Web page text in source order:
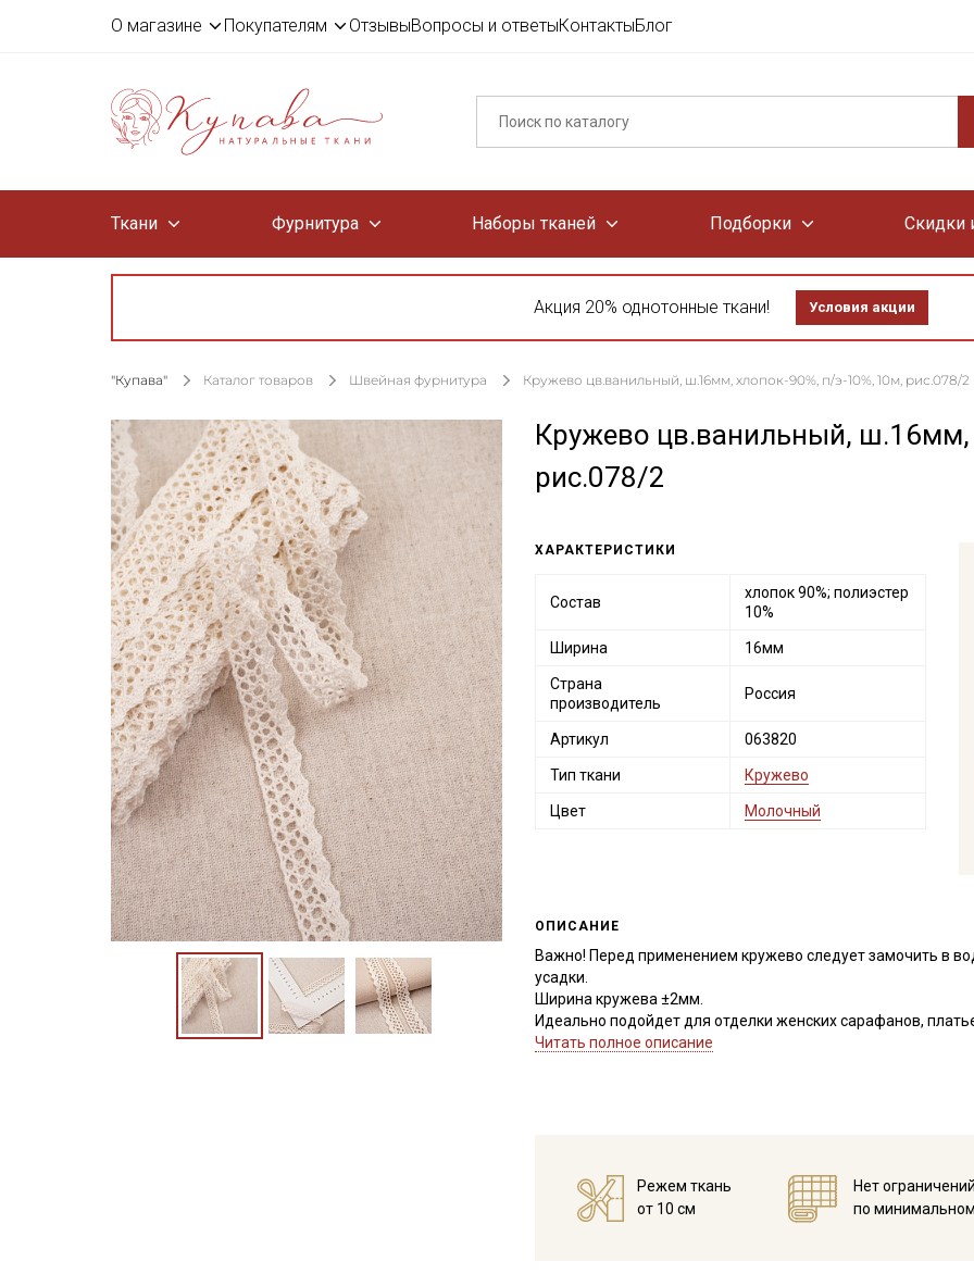
О магазине Покупателям ОтзывыВопросы и ответыКонтактыБлог
Ткани Фурнитура Наборы тканей Подборки Скидки
Акция 20% однотонные ткани! Условия акции
"Купава" Каталог товаров Швейная фурнитура Кружево цв.ванильный, ш.16мм, хлопок-90%, п/э-10%, 10м, рис.078/2
Кружево цв.ванильный, ш.16мм,
рис.078/2
ХАРАКТЕРИСТИКИ
Состав
хлопок 90%; полиэстер
10%
Ширина 16мм
Страна
производитель
Россия
Артикул 063820
Тип ткани Кружево
Цвет Молочный
ОПИСАНИЕ
Важно! Перед применением кружево следует замочить в
усадки.
Ширина кружева ±2мм.
Идеально подойдет для отделки женских сарафанов,
В интерьере можно использовать для украшения
Читать полное описание
Режем ткань
от 10 см
Нет ограничений
по